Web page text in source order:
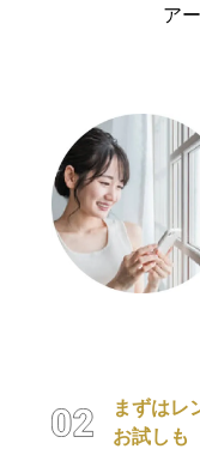
ア
まずはレ
お試しも